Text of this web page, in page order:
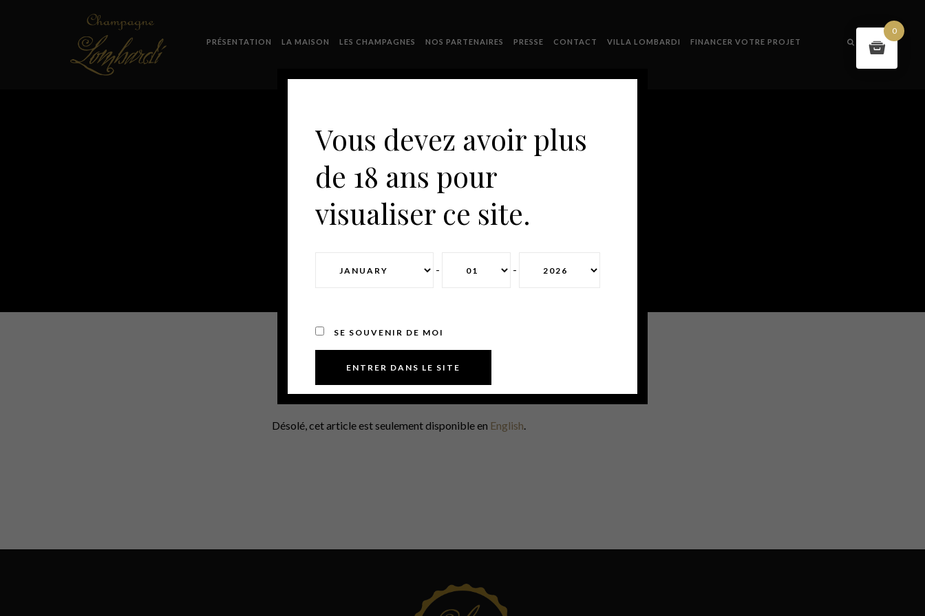
PRÉSENTATION LA MAISON LES CHAMPAGNES NOS PARTENAIRES PRESSE CONTACT VILLA LOMBARDI FINANCER VOTRE PROJET
SHOP
Désolé, cet article est seulement disponible en English.
Vous devez avoir plus
de 18 ans pour
visualiser ce site.
- -
SE SOUVENIR DE MOI
0